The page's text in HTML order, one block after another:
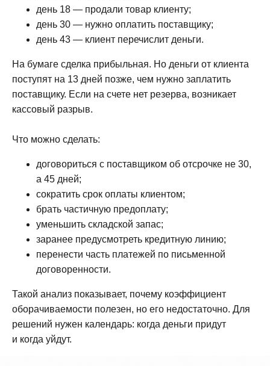
день 18 — продали товар клиенту;
день 30 — нужно оплатить поставщику;
день 43 — клиент перечислит деньги.
На бумаге сделка прибыльная. Но деньги от клиента
поступят на 13 дней позже, чем нужно заплатить
поставщику. Если на счете нет резерва, возникает
кассовый разрыв.
Что можно сделать:
договориться с поставщиком об отсрочке не 30,
а 45 дней;
сократить срок оплаты клиентом;
брать частичную предоплату;
уменьшить складской запас;
заранее предусмотреть кредитную линию;
перенести часть платежей по письменной
договоренности.
Такой анализ показывает, почему коэффициент
оборачиваемости полезен, но его недостаточно. Для
решений нужен календарь: когда деньги придут
и когда уйдут.